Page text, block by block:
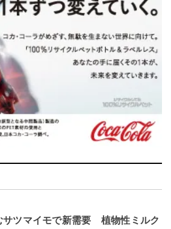
サツマイモで新需要 植物性ミルク